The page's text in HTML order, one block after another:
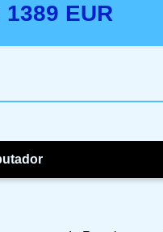
1389 EUR